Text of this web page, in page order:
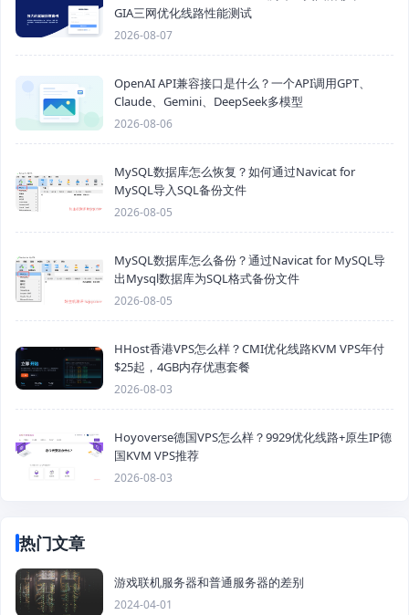
GIA三网优化线路性能测试
2026-08-07
OpenAI API兼容接口是什么？一个API调用GPT、
Claude、Gemini、DeepSeek多模型
2026-08-06
MySQL数据库怎么恢复？如何通过Navicat for
MySQL导入SQL备份文件
2026-08-05
MySQL数据库怎么备份？通过Navicat for MySQL导
出Mysql数据库为SQL格式备份文件
2026-08-05
HHost香港VPS怎么样？CMI优化线路KVM VPS年付
$25起，4GB内存优惠套餐
2026-08-03
Hoyoverse德国VPS怎么样？9929优化线路+原生IP德
国KVM VPS推荐
2026-08-03
热门文章
游戏联机服务器和普通服务器的差别
2024-04-01